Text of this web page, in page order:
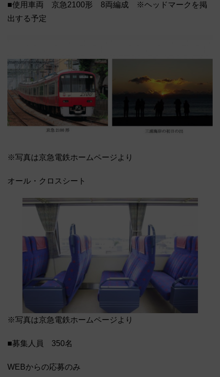
■使用車両 京急2100形 8両編成 ※ヘッドマークを掲
出する予定
※写真は京急電鉄ホームページより
オール・クロスシート
※写真は京急電鉄ホームページより
■募集人員 350名
WEBからの応募のみ